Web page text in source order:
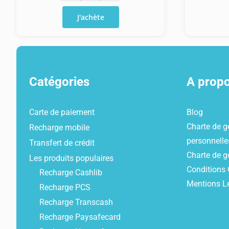
Recharge
J'achète
Catégories
Carte de paiement
Recharge mobile
Transfert de crédit
Les produits populaires
Recharge Cashlib
Recharge PCS
Recharge Transcash
Recharge Paysafecard
A
Blog
Charte de
Charte de
Conditions
Mentions